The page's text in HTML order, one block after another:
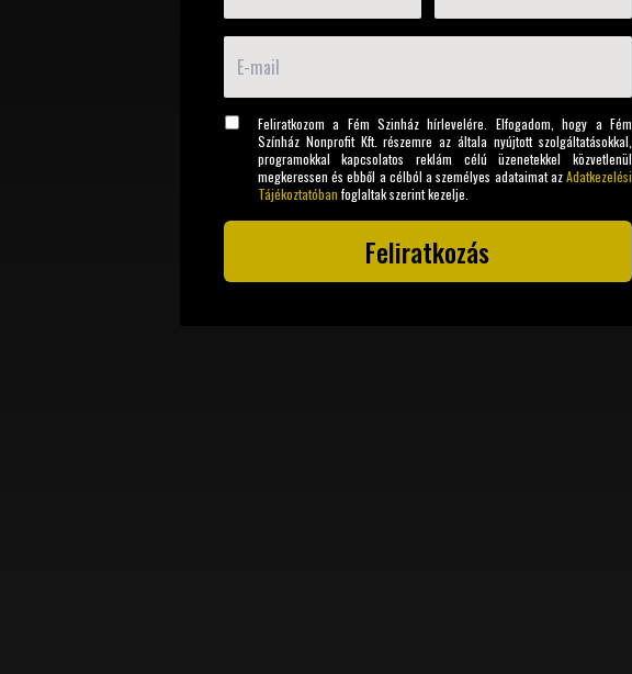
Feliratkozom a Fém Szinház hírlevelére. Elfogadom, hogy a Fém
Színház Nonprofit Kft. részemre az általa nyújtott szolgáltatásokkal,
programokkal kapcsolatos reklám célú üzenetekkel közvetlenül
megkeressen és ebből a célból a személyes adataimat azAdatkezelési
Tájékoztatóban foglaltak szerint kezelje.
Feliratkozás